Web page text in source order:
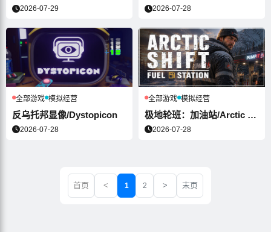
2026-07-29 2026-07-28
全部游戏 模拟经营
反乌托邦显像/Dystopicon
2026-07-28
全部游戏 模拟经营
极地轮班：加油站/Arctic Shif...
2026-07-28
首页 < 1 2 > 末页